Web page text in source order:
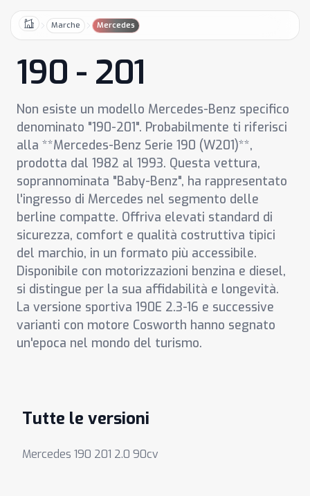
HomeMarche Mercedes
190 - 201
Non esiste un modello Mercedes-Benz specifico
denominato "190-201". Probabilmente ti riferisci
alla **Mercedes-Benz Serie 190 (W201)**,
prodotta dal 1982 al 1993. Questa vettura,
soprannominata "Baby-Benz", ha rappresentato
l'ingresso di Mercedes nel segmento delle
berline compatte. Offriva elevati standard di
sicurezza, comfort e qualità costruttiva tipici
del marchio, in un formato più accessibile.
Disponibile con motorizzazioni benzina e diesel,
si distingue per la sua affidabilità e longevità.
La versione sportiva 190E 2.3-16 e successive
varianti con motore Cosworth hanno segnato
un'epoca nel mondo del turismo.
Tutte le versioni
Mercedes 190 201 2.0 90cv